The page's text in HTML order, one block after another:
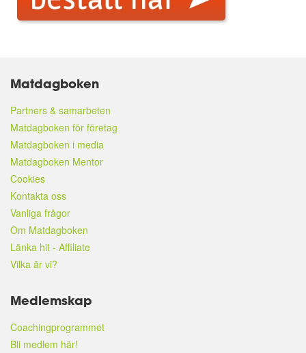
Matdagboken
Partners & samarbeten
Matdagboken för företag
Matdagboken i media
Matdagboken Mentor
Cookies
Kontakta oss
Vanliga frågor
Om Matdagboken
Länka hit - Affiliate
Vilka är vi?
Medlemskap
Coachingprogrammet
Bli medlem här!